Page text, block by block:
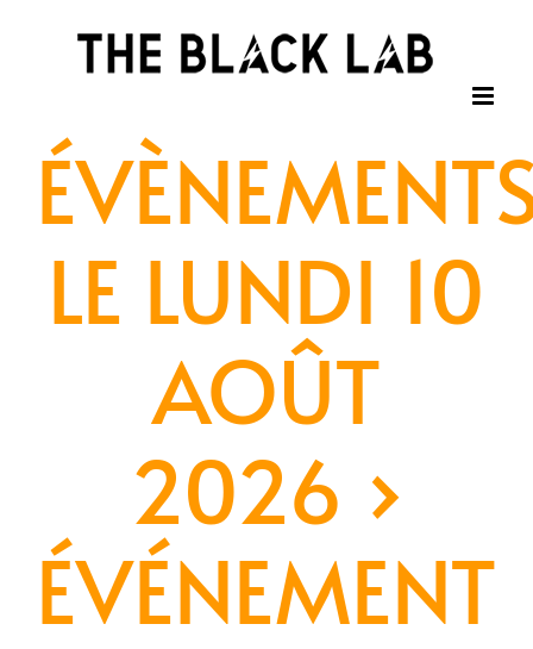
LE LUNDI 10
AOÛT
2026 ›
ÉVÉNEMENT